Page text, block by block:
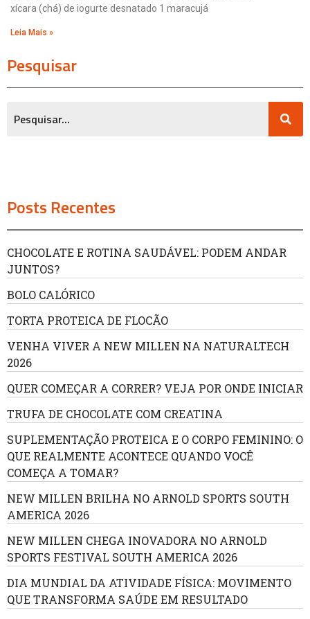
xícara (chá) de iogurte desnatado 1 maracujá
Leia Mais »
Pesquisar
Posts Recentes
CHOCOLATE E ROTINA SAUDÁVEL: PODEM ANDAR
JUNTOS?
BOLO CALÓRICO
TORTA PROTEICA DE FLOCÃO
VENHA VIVER A NEW MILLEN NA NATURALTECH
2026
QUER COMEÇAR A CORRER? VEJA POR ONDE INICIAR
TRUFA DE CHOCOLATE COM CREATINA
SUPLEMENTAÇÃO PROTEICA E O CORPO FEMININO: O
QUE REALMENTE ACONTECE QUANDO VOCÊ
COMEÇA A TOMAR?
NEW MILLEN BRILHA NO ARNOLD SPORTS SOUTH
AMERICA 2026
NEW MILLEN CHEGA INOVADORA NO ARNOLD
SPORTS FESTIVAL SOUTH AMERICA 2026
DIA MUNDIAL DA ATIVIDADE FÍSICA: MOVIMENTO
QUE TRANSFORMA SAÚDE EM RESULTADO